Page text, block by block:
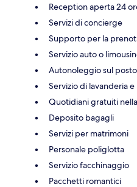
Reception aperta 24
Servizi di concierge
Supporto per la
Servizio auto o
Autonoleggio sul posto
Servizio di lavanderia
Quotidiani gratuiti
Deposito bagagli
Servizi per matrimoni
Personale poliglotta
Servizio facchinaggio
Pacchetti romantici